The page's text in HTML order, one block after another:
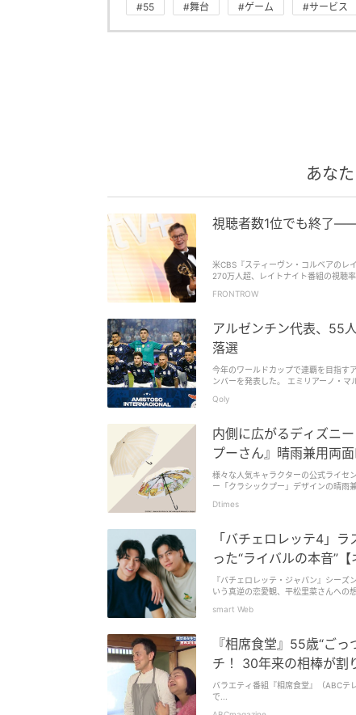
#55 #舞台 #ゲーム #サービス
あな
視聴者数1位でも終了
米CBS『スティーヴン・コルベアのレ
270万人超、レイトナイト番組の視聴
FRONTROW
アルゼンチン代表、55
落選
今年のワールドカップで連覇を目指す
ンバーを発表した。 エミリアーノ・マ
ベルトラン（リーベル・プレート）
＝ジロワーズ） ルーカス・マルティ
ティネス（マンチェスター・ユナイテ
ト） レオナルド・バレルディ（マル
ス） ザイド・ロメロ（ヘタフェ） フ
ス・タグリアフィコ（リヨン） ガブ
カ） ギド・ロドリゲス（バレンシア
オス（レヴァークーゼン） エンソ・
スタントゥオーノ（レアル・マドリ
ゴンサレス（アトレティコ・マドリー
ドリー） マティアス・ソウレ（ロー
ス） フリアン・アルバレス（アトレ
（ローマ）、アンヘル・コレア（ティ
いる。 32歳のディバラは、ユヴェン
った壮絶人生の5人 アルゼンチンは、
上大輔（編集部）
Qoly
内側に広がるディズニ
プーさん』晴雨兼用両
様々な人気キャラクターの公式ライセ
ー「クラシックプー」デザインの晴雨
Dtimes
「バチェロレッテ4」
った“ライバルの本音”【
『バチェロレッテ・ジャパン』シーズ
いう真逆の恋愛観、平松里菜さんへの
smart Web
『相席食堂』55歳“ご
チ！ 30年来の相棒が割
バラエティ番組『相席食堂』（ABC
で...